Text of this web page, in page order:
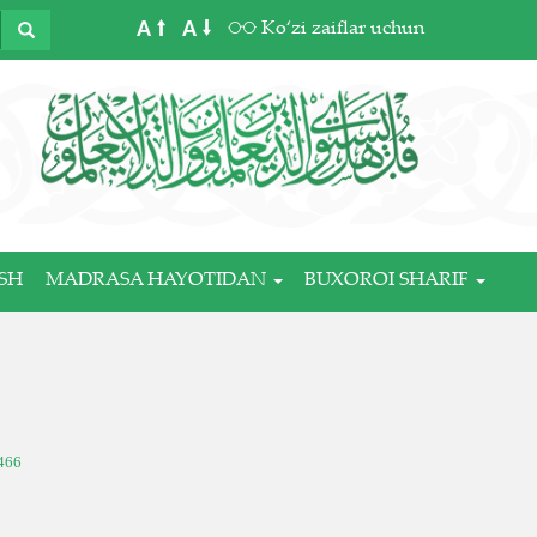
A A Ko‘zi zaiflar uchun
MADRASA HAYOTIDAN BUXOROI SHARIF